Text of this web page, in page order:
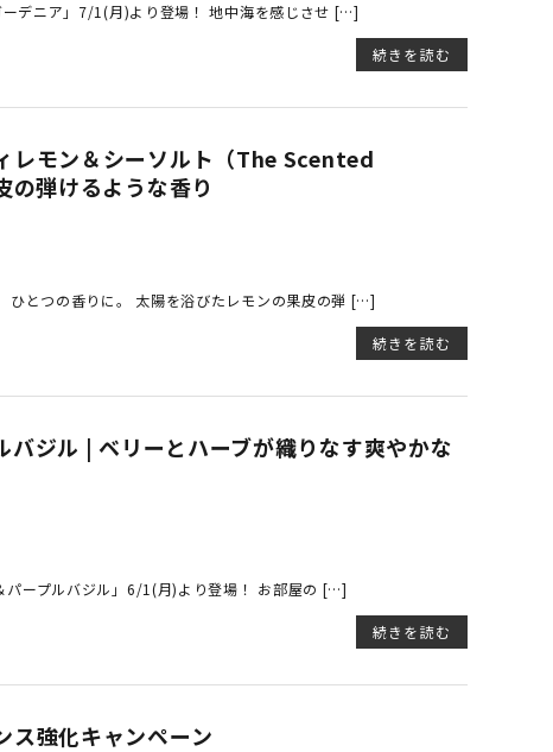
デニア」7/1(月)より登場！ 地中海を感じさせ […]
続きを読む
レモン＆シーソルト（The Scented
弾けるような香り
ひとつの香りに。 太陽を浴びたレモンの果皮の弾 […]
続きを読む
バジル | ベリーとハーブが織りなす爽やかな
パープルバジル」6/1(月)より登場！ お部屋の […]
続きを読む
ス強化キャンペーン